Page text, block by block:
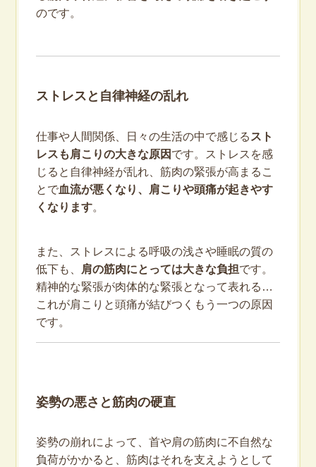
のです。
ストレスと自律神経の乱れ
仕事や人間関係、日々の生活の中で感じる スト
レスも肩こりの大きな原因 です。ストレスを感
じると自律神経が乱れ、筋肉の緊張が高まるこ
とで血流が悪くなり、肩こりや頭痛が起きやす
くなります。
また、ストレスによる呼吸の浅さや睡眠の質の
低下も、
肩の筋肉にとっては大きな負担です。
精神的な緊張が肉体的な緊張となって表れる…
これが肩こりと頭痛が結びつくもう一つの原因
です。
姿勢の悪さと筋肉の硬直
姿勢の崩れによって、首や肩の筋肉に不自然な
負荷がかかると、筋肉はそれを支えようとして